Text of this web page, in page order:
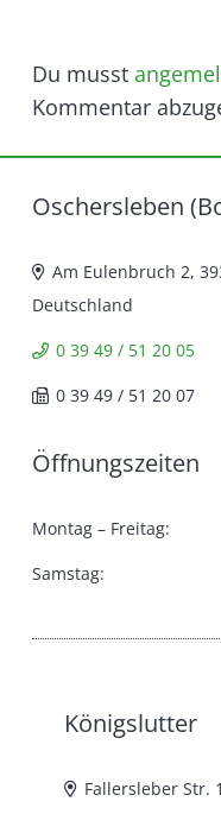
Du musst
Kommentar
Oschersleben
Am Eulenbruch 2,
Deutschland
0 39 49 / 51 20 05
0 39 49 / 51 20 07
Öffnungszeiten
Montag – Freitag:
Samstag:
Königslutter
Fallersleber Str.